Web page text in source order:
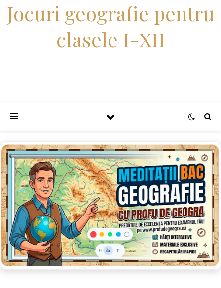
Jocuri geografie pentru
clasele I-XII